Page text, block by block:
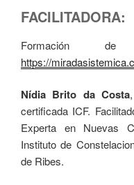
FACILITADORA:
Formación
https://
Nídia Brito da Costa
certificada ICF.
Experta en Nuevas
Instituto de
de Ribes.